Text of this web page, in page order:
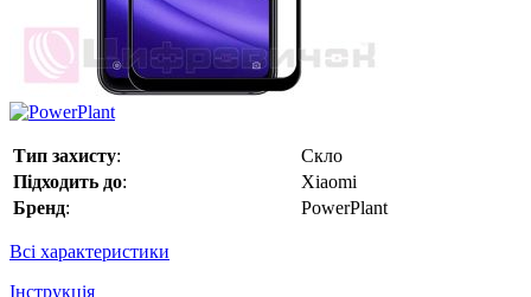
Тип захисту:
Скло
Підходить до:
Xiaomi
Бренд: PowerPlant
Всі характеристики
Інструкція